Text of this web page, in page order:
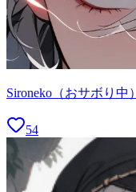
Sironeko（おサボり中）
54